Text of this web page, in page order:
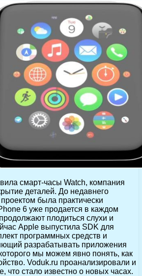
смарт-часы Watch, компания
деталей. До недавнего
была практически
6 уже продается в каждом
плодиться слухи и
Apple выпустила SDK для
программных средств и
разрабатывать приложения
мы можем явно понять, как
Voduk.ru проанализировали и
что стало известно о новых часах.